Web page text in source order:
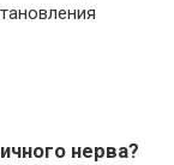
нерва?